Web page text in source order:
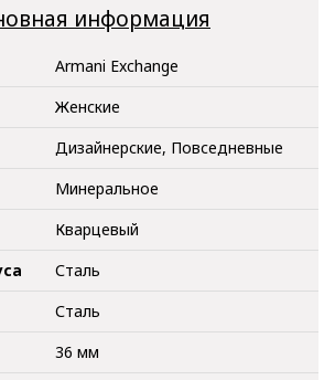
информация
Armani Exchange
Женские
Дизайнерские, Повседневные
Минеральное
Кварцевый
Сталь
Сталь
36 мм